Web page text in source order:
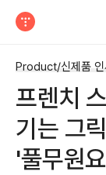
Product/신제품 인
프렌치
기는 그
'풀무원